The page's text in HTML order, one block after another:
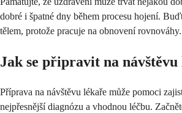
dobré i špatné dny během procesu hojení.
tělem, protože pracuje na obnovení rovnováhy.
Jak se připravit na návštěvu
Příprava na návštěvu lékaře může pomoci
nejpřesnější diagnózu a vhodnou léčbu.